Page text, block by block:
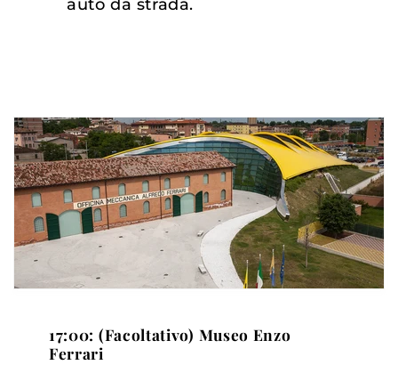
auto da strada.
17:00: (Facoltativo) Museo Enzo
Ferrari